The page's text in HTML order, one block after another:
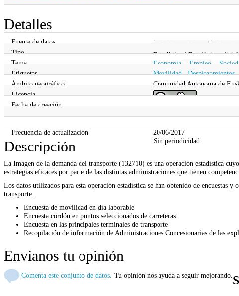
Detalles
Fuente de datos Gobierno Vasco
Tipo
Estadística | Estadística
Tema
Economía ,Empleo ,
Etiquetas
Movilidad ,Desplazamientos
Ámbito geográfico
Comunidad Autonoma de
Licencia
Fecha de creación
20/06/2017
Frecuencia de actualización
Sin periodicidad
Descripción
La Imagen de la demanda del transporte (132710) es una operación estadística
estrategias eficaces por parte de las distintas administraciones que tienen
Los datos utilizados para esta operación estadística se han obtenido de encuestas
transporte.
Encuesta de movilidad en día laborable
Encuesta cordón en puntos seleccionados de carreteras
Encuesta en las principales terminales de transporte
Recopilación de información de Administraciones Concesionarias de las
Envianos tu opinión
Comenta este conjunto de datos. Tu opinión nos ayuda a seguir mejorando.